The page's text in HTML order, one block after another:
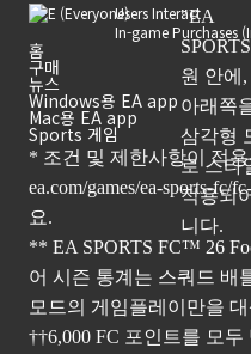
Users Interact
In-game Purchases
홈
구매
뉴스
Windows용 EA app
Mac용 EA app
Sports 게임
* 조건 및 제한사항이 적
ea.com/games/ea-sports-fc/
요.
** EA SPORTS FC™ 26
어 시즌 통계는 스쿼드 배
모드의 게임플레이만을
††6,000 FC 포인트를 모두